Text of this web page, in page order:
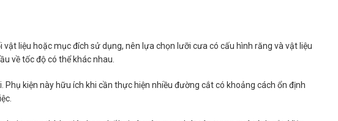
liệu hoặc mục đích sử dụng, nên lựa chọn lưỡi cưa có cấu hình răng và vật liệu
về tốc độ có thể khác nhau.
kiện này hữu ích khi cần thực hiện nhiều đường cắt có khoảng cách ổn định